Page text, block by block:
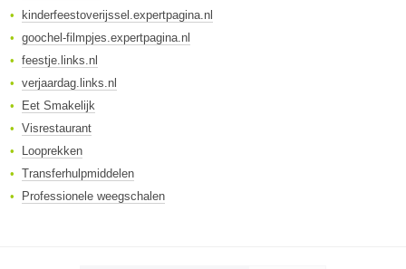
kinderfeestoverijssel.expertpagina.nl
goochel-filmpjes.expertpagina.nl
feestje.links.nl
verjaardag.links.nl
Eet Smakelijk
Visrestaurant
Looprekken
Transferhulpmiddelen
Professionele weegschalen